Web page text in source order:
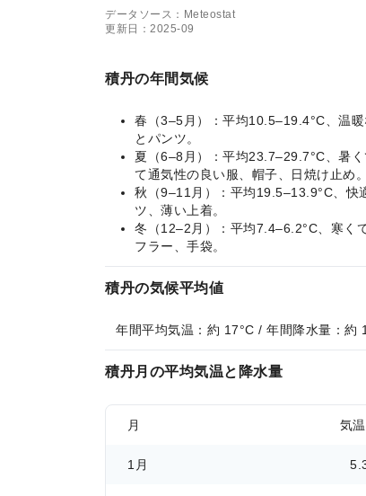
データソース：Meteostat
更新日：2025-09
積丹の年間気候
春（3–5月）：平均10.5–19.4°C、温
とパンツ。
夏（6–8月）：平均23.7–29.7°C、暑
て通気性の良い服、帽子、日焼け止め。
秋（9–11月）：平均19.5–13.9°C、快
ツ、薄い上着。
冬（12–2月）：平均7.4–6.2°C、寒く
フラー、手袋。
積丹の気候平均値
年間平均気温：約 17°C / 年間降水量：
積丹月の平均気温と降水量
月 気
1月